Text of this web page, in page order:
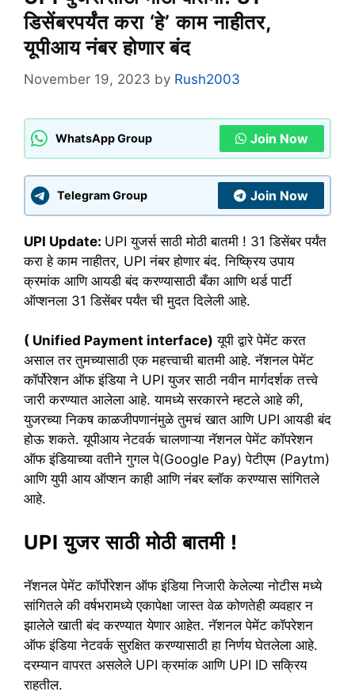
डिसेंबरपर्यंत करा ‘हे’ काम नाहीतर,
यूपीआय नंबर होणार बंद
November 19, 2023 by Rush2003
WhatsApp Group Join Now
Telegram Group Join Now
UPI Update: UPI युजर्स साठी मोठी बातमी ! 31 डिसेंबर पर्यंत
करा हे काम नाहीतर, UPI नंबर होणार बंद. निष्क्रिय उपाय
क्रमांक आणि आयडी बंद करण्यासाठी बँका आणि थर्ड पार्टी
ऑप्शनला 31 डिसेंबर पर्यंत ची मुदत दिलेली आहे.
( Unified Payment interface) यूपी द्वारे पेमेंट करत
असाल तर तुमच्यासाठी एक महत्त्वाची बातमी आहे. नॅशनल पेमेंट
कॉर्पोरेशन ऑफ इंडिया ने UPI युजर साठी नवीन मार्गदर्शक तत्त्वे
जारी करण्यात आलेला आहे. यामध्ये सरकारने म्हटले आहे की,
युजरच्या निकष काळजीपणानंमुळे तुमचं खात आणि UPI आयडी बंद
होऊ शकते. यूपीआय नेटवर्क चालणाऱ्या नॅशनल पेमेंट कॉपरेशन
ऑफ इंडियाच्या वतीने गुगल पे(Google Pay) पेटीएम (Paytm)
आणि युपी आय ऑप्शन काही आणि नंबर ब्लॉक करण्यास सांगितले
आहे.
UPI युजर साठी मोठी बातमी !
नॅशनल पेमेंट कॉर्पोरेशन ऑफ इंडिया निजारी केलेल्या नोटीस मध्ये
सांगितले की वर्षभरामध्ये एकापेक्षा जास्त वेळ कोणतेही व्यवहार न
झालेले खाती बंद करण्यात येणार आहेत. नॅशनल पेमेंट कॉपरेशन
ऑफ इंडिया नेटवर्क सुरक्षित करण्यासाठी हा निर्णय घेतलेला आहे.
दरम्यान वापरत असलेले UPI क्रमांक आणि UPI ID सक्रिय
राहतील.